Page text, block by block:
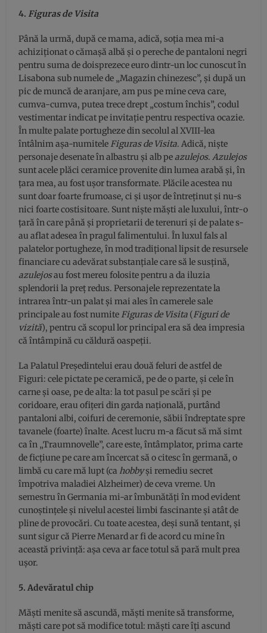
4. Figuras de Visita
Până la urmă, după ce mama, adică, soția mea mi-a
achiziționat o cămașă albă și o pereche de pantaloni negri
pentru suma de doisprezece euro dintr-un loc cunoscut în
Lisabona sub numele de „Magazin chinezesc”, și după un
pic de muncă de aranjare, am pus pe mine ceva care,
cumva-cumva, putea trece drept „costum închis”, codul
vestimentar indicat pe invitație pentru respectiva ocazie.
În multe palate portugheze din secolul al XVIII-lea
întâlnim așa-numitele Figuras de Visita. Adică, niște
personaje desenate în albastru și alb pe azulejos.Azulejos
sunt acele plăci ceramice provenite din lumea arabă și, în
țara mea, au fost ușor transformate. Plăcile acestea nu
sunt doar foarte frumoase, ci și ușor de întreținut și nu-s
nici foarte costisitoare. Sunt niște măști ale luxului, într-o
țară în care până și proprietarii de terenuri și de palate s-
au aflat adesea în pragul falimentului. În luxul fals al
palatelor portugheze, în mod tradițional lipsit de resursele
financiare cu adevărat substanțiale care să le susțină,
azulejosau fost mereu folosite pentru a da iluzia
splendorii la preț redus. Personajele reprezentate la
intrarea într-un palat și mai ales în camerele sale
principale au fost numite Figuras de Visita (Figuri de
vizită), pentru că scopul lor principal era să dea impresia
că întâmpină cu căldură oaspeții.
La Palatul Președintelui erau două feluri de astfel de
Figuri: cele pictate pe ceramică, pe de o parte, și cele în
carne și oase, pe de alta: la tot pasul pe scări și pe
coridoare, erau ofițeri din garda națională, purtând
pantaloni albi, coifuri de ceremonie, săbii îndreptate spre
tavanele (foarte) înalte. Acest lucru m-a făcut să mă simt
ca în „Traumnovelle”, care este, întâmplator, prima carte
de ficțiune pe care am încercat să o citesc în germană, o
limbă cu care mă lupt (ca hobbyși remediu secret
împotriva maladiei Alzheimer) de ceva vreme. Un
semestru în Germania mi-ar îmbunătăți în mod evident
cunoștințele și nivelul acestei limbi fascinante și atât de
pline de provocări. Cu toate acestea, deși sună tentant, și
sunt sigur că Pierre Menard ar fi de acord cu mine în
această privință: așa ceva ar face totul să pară mult prea
ușor.
5. Adevăratul chip
Măști menite să ascundă, măști menite să transforme,
măști care pot să modifice totul: măști care îți ascund